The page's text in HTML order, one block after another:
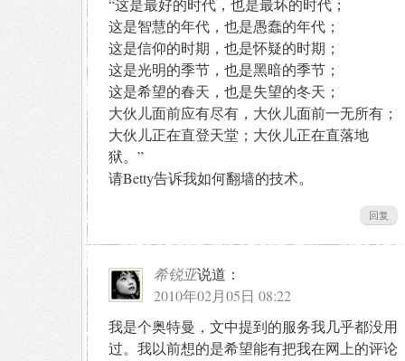
“这是最好的时代，也是最坏的时代；
这是智慧的年代，也是愚蠢的年代；
这是信仰的时期，也是怀疑的时期；
这是光明的季节，也是黑暗的季节；
这是希望的春天，也是失望的冬天；
大伙儿面前应有尽有，大伙儿面前一无所有；
大伙儿正在直登天堂；大伙儿正在直落地
狱。”
请Betty告诉我如何翻墙的技术。
回复
希锐亚说道：
2010年02月05日 08:22
我是个奥特曼，文中提到的服务我几乎都没用
过。我以前想的是希望能有把我在网上的评论